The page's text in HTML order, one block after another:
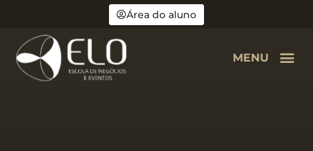
Área do aluno
MENU